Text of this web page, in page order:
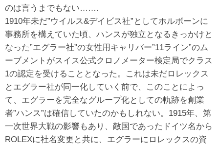
のは言うまでもない…….
1910年未だ”ウイルス&デイビス社”としてホルボーンに
事務所を構えていた頃、ハンスが独立となるきっかけと
なった”エグラー社”の女性用キャリバー”11ライン”のム
ーブメントがスイス公式クロノメーター検定局でクラス
1の認定を受けることとなった。これは未だロレックス
とエグラー社が同一化していく前で、このことによっ
て、エグラーを完全なグループ化としての軌跡を創業
者”ハンス”は確信していたのかもしれない。1915年、第
一次世界大戦の影響もあり、敵国であったドイツ名から
ROLEXに社名変更と共に、エグラーにロレックスの資